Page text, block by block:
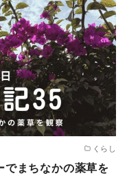
くらし
まちなかの薬草を